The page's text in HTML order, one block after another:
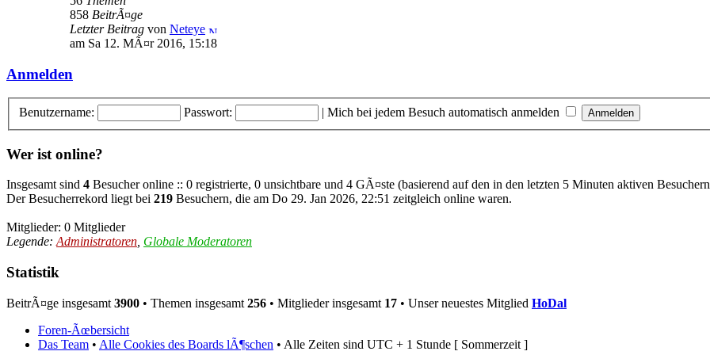
858 BeitrÃ¤ge
Letzter Beitrag von Neteye
am Sa 12. MÃ¤r 2016, 15:18
Anmelden
Benutzername: Passwort: | Mich bei jedem Besuch automatisch anmelden
Wer ist online?
Insgesamt sind 4 Besucher online :: 0 registrierte, 0 unsichtbare und 4 GÃ¤ste (basierend auf den in den letzten 5 Minuten aktiven
Der Besucherrekord liegt bei 219 Besuchern, die am Do 29. Jan 2026, 22:51 zeitgleich online waren.
Mitglieder: 0 Mitglieder
Legende:Administratoren, Globale Moderatoren
Statistik
BeitrÃ¤ge insgesamt 3900 • Themen insgesamt 256 • Mitglieder insgesamt 17 • Unser neuestes Mitglied HoDal
Foren-Ãœbersicht
Das Team • Alle Cookies des Boards lÃ¶schen • Alle Zeiten sind UTC + 1 Stunde [ Sommerzeit ]